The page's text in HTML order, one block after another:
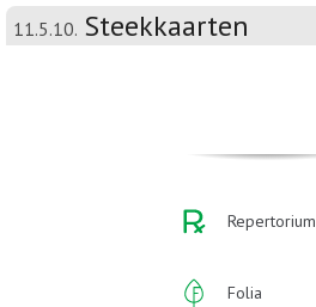
11.5.10. Steekkaarten
Repertorium
Folia